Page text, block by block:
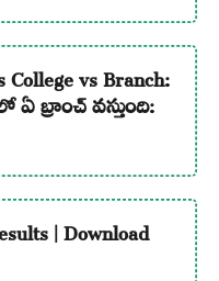
vs Branch:
బ్రాంచ్ వస్తుంది:
| Download